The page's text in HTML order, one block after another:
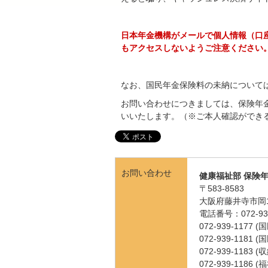
日本年金機構がメールで個人情報（
もアクセスしないようご注意ください
なお、国民年金保険料の未納につい
お問い合わせにつきましては、保険
いいたします。（※ご本人確認ができ
お問い合わせ
健康福祉部 保険
〒583-8583
大阪府藤井寺市
電話番号：072-
072-939-1177 (
072-939-1181 (
072-939-1183 (
072-939-1186 (